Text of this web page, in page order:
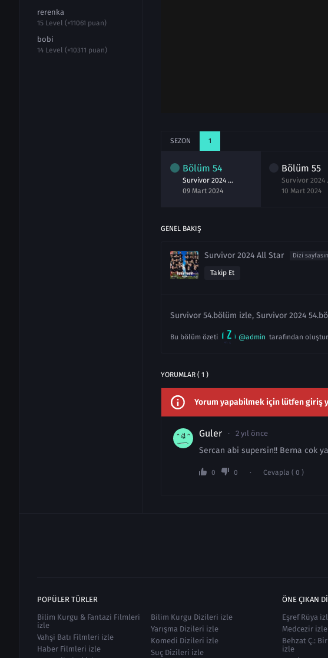
rerenka
15 Level (+11061 puan)
bobi
14 Level (+10311 puan)
SEZON 1
Bölüm54
Survivor 2024 54.Bölüm izle 9 Mart
09 Mart 2024
Bölüm55
10 Mart 2024
GENEL BAKIŞ
Survivor 2024 All Star Dizi
Takip Et
Survivor 54.bölüm izle, Survivor 2024
Bu bölüm özeti @admin tarafından
YORUMLAR ( 1 )
Yorum yapabilmek için lütfen giriş
Guler 2 yıl önce
Sercan abi supersin!! Berna cok
0 0 Cevapla ( 0 )
POPÜLER TÜRLER
Bilim Kurgu & Fantazi Filmleri
izle
Vahşi Batı Filmleri izle
Haber Filmleri izle
Bilim Kurgu Dizileri izle
Yarışma Dizileri izle
Komedi Dizileri izle
Suç Dizileri izle
ÖNE ÇIKAN
Eşref Rüya
Medcezir izle
Behzat Ç.:
izle